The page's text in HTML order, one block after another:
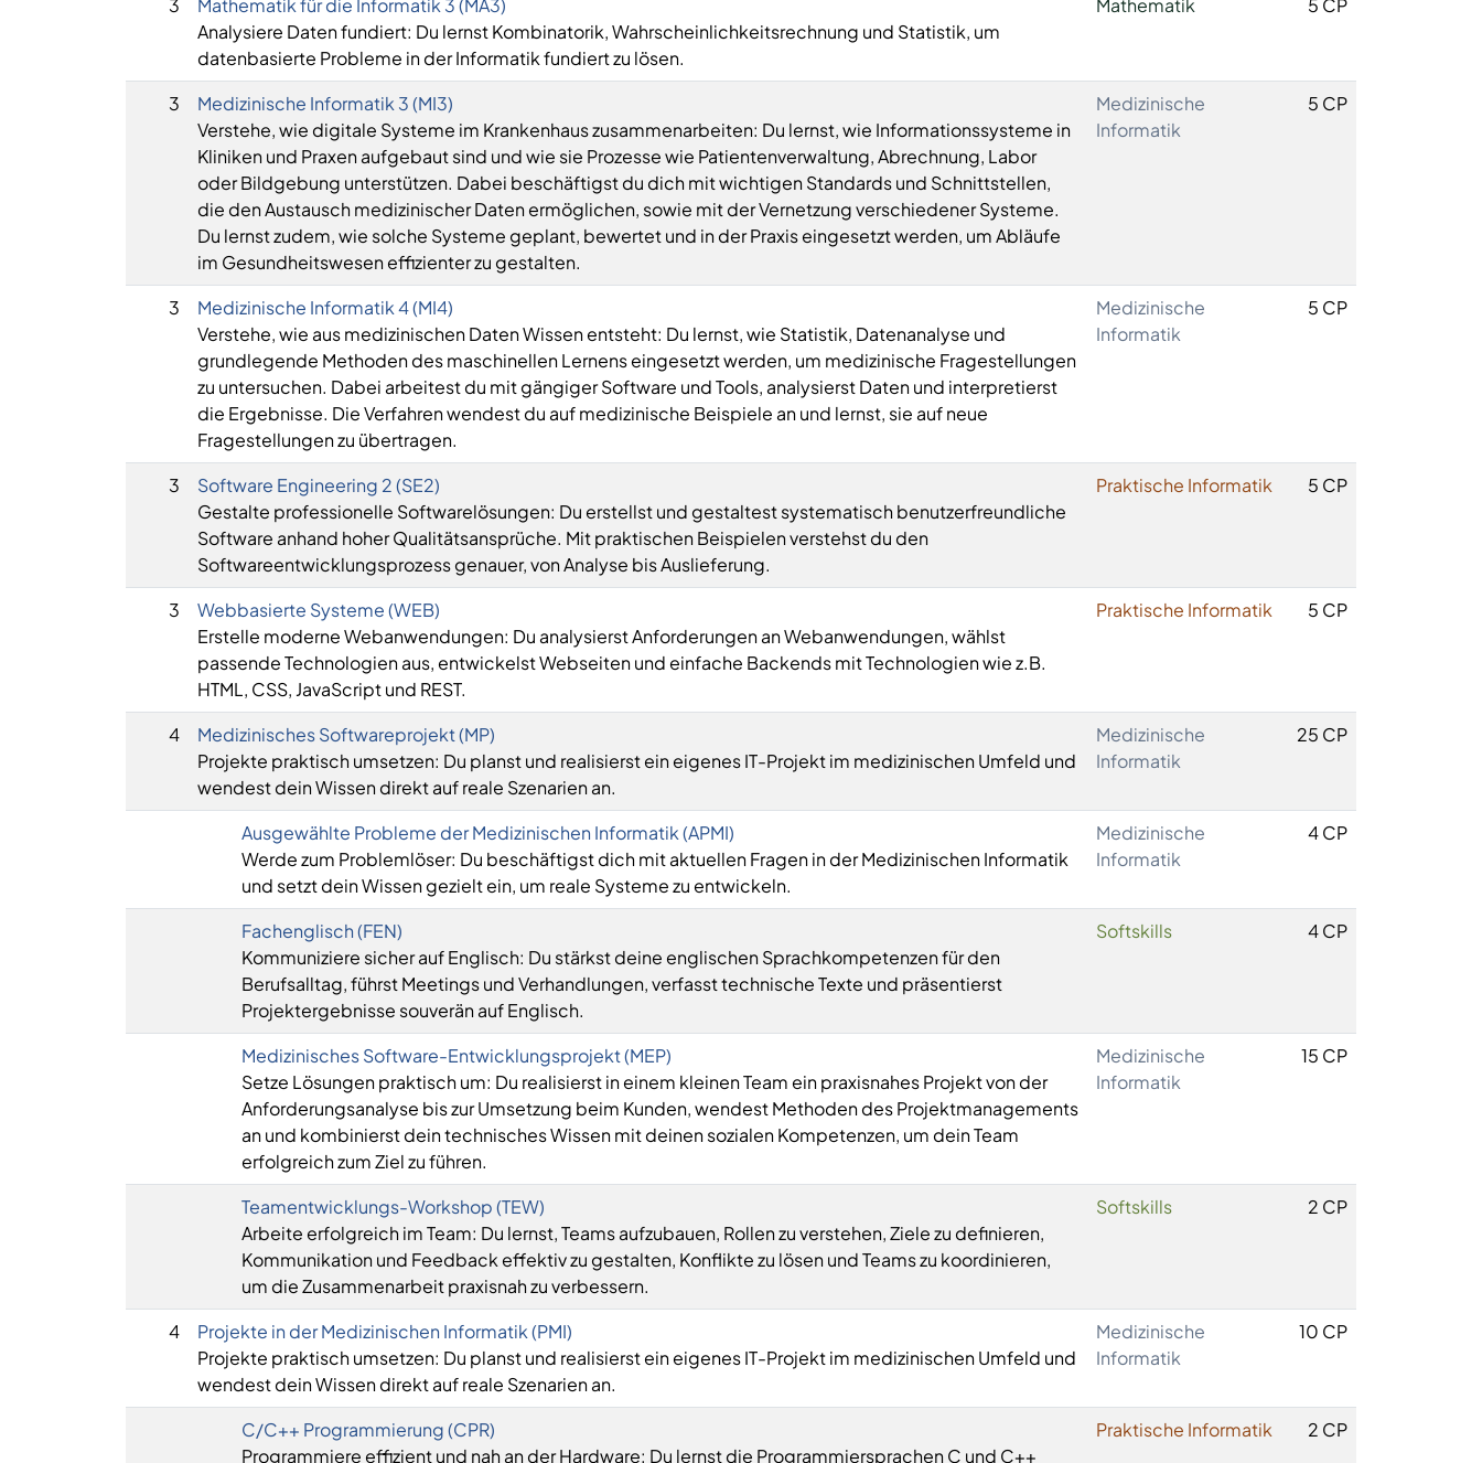
3
Mathematik für die Informatik 3 (MA3)
Analysiere Daten fundiert: Du lernst Kombinatorik, Wahrscheinlichkeitsrechnung und Statistik, um
datenbasierte Probleme in der Informatik fundiert zu lösen.
Mathematik 5 CP
3
Medizinische Informatik 3 (MI3)
Verstehe, wie digitale Systeme im Krankenhaus zusammenarbeiten: Du lernst, wie Informationssysteme in
Kliniken und Praxen aufgebaut sind und wie sie Prozesse wie Patientenverwaltung, Abrechnung, Labor
oder Bildgebung unterstützen. Dabei beschäftigst du dich mit wichtigen Standards und Schnittstellen,
die den Austausch medizinischer Daten ermöglichen, sowie mit der Vernetzung verschiedener Systeme.
Du lernst zudem, wie solche Systeme geplant, bewertet und in der Praxis eingesetzt werden, um Abläufe
im Gesundheitswesen effizienter zu gestalten.
Medizinische
Informatik
5 CP
3
Medizinische Informatik 4 (MI4)
Verstehe, wie aus medizinischen Daten Wissen entsteht: Du lernst, wie Statistik, Datenanalyse und
grundlegende Methoden des maschinellen Lernens eingesetzt werden, um medizinische Fragestellungen
zu untersuchen. Dabei arbeitest du mit gängiger Software und Tools, analysierst Daten und interpretierst
die Ergebnisse. Die Verfahren wendest du auf medizinische Beispiele an und lernst, sie auf neue
Fragestellungen zu übertragen.
Medizinische
Informatik
5 CP
3
Software Engineering 2 (SE2)
Gestalte professionelle Softwarelösungen: Du erstellst und gestaltest systematisch benutzerfreundliche
Software anhand hoher Qualitätsansprüche. Mit praktischen Beispielen verstehst du den
Softwareentwicklungsprozess genauer, von Analyse bis Auslieferung.
Praktische Informatik 5 CP
3
Webbasierte Systeme (WEB)
Erstelle moderne Webanwendungen: Du analysierst Anforderungen an Webanwendungen, wählst
passende Technologien aus, entwickelst Webseiten und einfache Backends mit Technologien wie z.B.
HTML, CSS, JavaScript und REST.
Praktische Informatik 5 CP
4
Medizinisches Softwareprojekt (MP)
Projekte praktisch umsetzen: Du planst und realisierst ein eigenes IT-Projekt im medizinischen Umfeld und
wendest dein Wissen direkt auf reale Szenarien an.
Medizinische
Informatik
25 CP
Ausgewählte Probleme der Medizinischen Informatik (APMI)
Werde zum Problemlöser: Du beschäftigst dich mit aktuellen Fragen in der Medizinischen Informatik
und setzt dein Wissen gezielt ein, um reale Systeme zu entwickeln.
Medizinische
Informatik
4 CP
Fachenglisch (FEN)
Kommuniziere sicher auf Englisch: Du stärkst deine englischen Sprachkompetenzen für den
Berufsalltag, führst Meetings und Verhandlungen, verfasst technische Texte und präsentierst
Projektergebnisse souverän auf Englisch.
Softskills 4 CP
Medizinisches Software-Entwicklungsprojekt (MEP)
Setze Lösungen praktisch um: Du realisierst in einem kleinen Team ein praxisnahes Projekt von der
Anforderungsanalyse bis zur Umsetzung beim Kunden, wendest Methoden des Projektmanagements
an und kombinierst dein technisches Wissen mit deinen sozialen Kompetenzen, um dein Team
erfolgreich zum Ziel zu führen.
Medizinische
Informatik
15 CP
Teamentwicklungs-Workshop (TEW)
Arbeite erfolgreich im Team: Du lernst, Teams aufzubauen, Rollen zu verstehen, Ziele zu definieren,
Kommunikation und Feedback effektiv zu gestalten, Konflikte zu lösen und Teams zu koordinieren,
um die Zusammenarbeit praxisnah zu verbessern.
Softskills 2 CP
4
Projekte in der Medizinischen Informatik (PMI)
Projekte praktisch umsetzen: Du planst und realisierst ein eigenes IT-Projekt im medizinischen Umfeld und
wendest dein Wissen direkt auf reale Szenarien an.
Medizinische
Informatik
10 CP
C/C++ Programmierung (CPR)
Programmiere effizient und nah an der Hardware: Du lernst die Programmiersprachen C und C++
Praktische Informatik 2 CP